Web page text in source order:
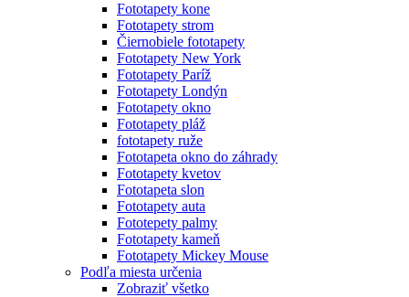
Fototapety kone
Fototapety strom
Čiernobiele fototapety
Fototapety New York
Fototapety Paríž
Fototapety Londýn
Fototapety okno
Fototapety pláž
fototapety ruže
Fototapeta okno do záhrady
Fototapety kvetov
Fototapeta slon
Fototapety auta
Fototepety palmy
Fototapety kameň
Fototapety Mickey Mouse
Podľa miesta určenia
Zobraziť všetko